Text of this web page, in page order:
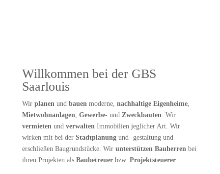
Willkommen bei der GBS
Saarlouis
Wir planenund bauenmoderne, nachhaltige Eigenheime,
Mietwohnanlagen, Gewerbe-und Zweckbauten. Wir
vermietenund verwaltenImmobilien jeglicher Art. Wir
wirken mit bei der Stadtplanungund -gestaltung und
erschließen Baugrundstücke. Wir unterstützen Bauherrenbei
ihren Projekten als Baubetreuerbzw. Projektsteuerer.